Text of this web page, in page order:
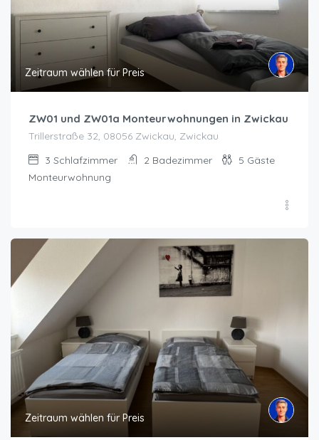
Zeitraum wählen für Preis
ZW01 und ZW01a Monteurwohnungen in Zwickau
Trillerstraße 32, 08056 Zwickau, Zwickau
3 Schlafzimmer 2 Badezimmer 5 Gäste
Monteurwohnung
Zeitraum wählen für Preis